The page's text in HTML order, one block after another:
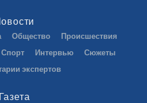
Общество
Происшествия
Спорт Интервью
Сюжеты
экспертов
Газета